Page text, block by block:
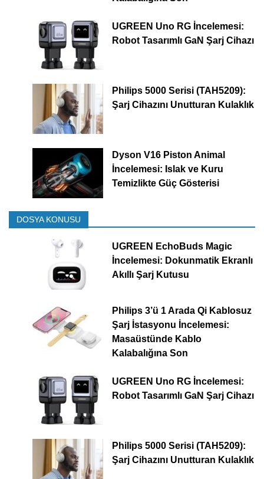
UGREEN Uno RG İncelemesi:
Robot Tasarımlı GaN Şarj Cihazı
Philips 5000 Serisi (TAH5209):
Şarj Cihazını Unutturan Kulaklık
Dyson V16 Piston Animal
İncelemesi: Islak ve Kuru
Temizlikte Güç Gösterisi
DOSYA KONUSU
UGREEN EchoBuds Magic
İncelemesi: Dokunmatik Ekranlı
Akıllı Şarj Kutusu
Philips 3’ü 1 Arada Qi Kablosuz
Şarj İstasyonu İncelemesi:
Masaüstünde Kablo
Kalabalığına Son
UGREEN Uno RG İncelemesi:
Robot Tasarımlı GaN Şarj Cihazı
Philips 5000 Serisi (TAH5209):
Şarj Cihazını Unutturan Kulaklık